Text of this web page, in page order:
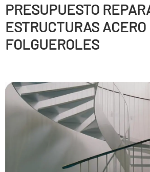
PRESUPUESTO
ESTRUCTURAS ACERO
FOLGUEROLES